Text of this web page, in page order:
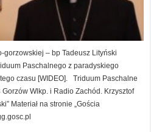
– bp Tadeusz Lityński
Paschalnego z paradyskiego
czasu [WIDEO]. Triduum Paschalne
Wlkp. i Radio Zachód. Krzysztof
Materiał na stronie „Gościa